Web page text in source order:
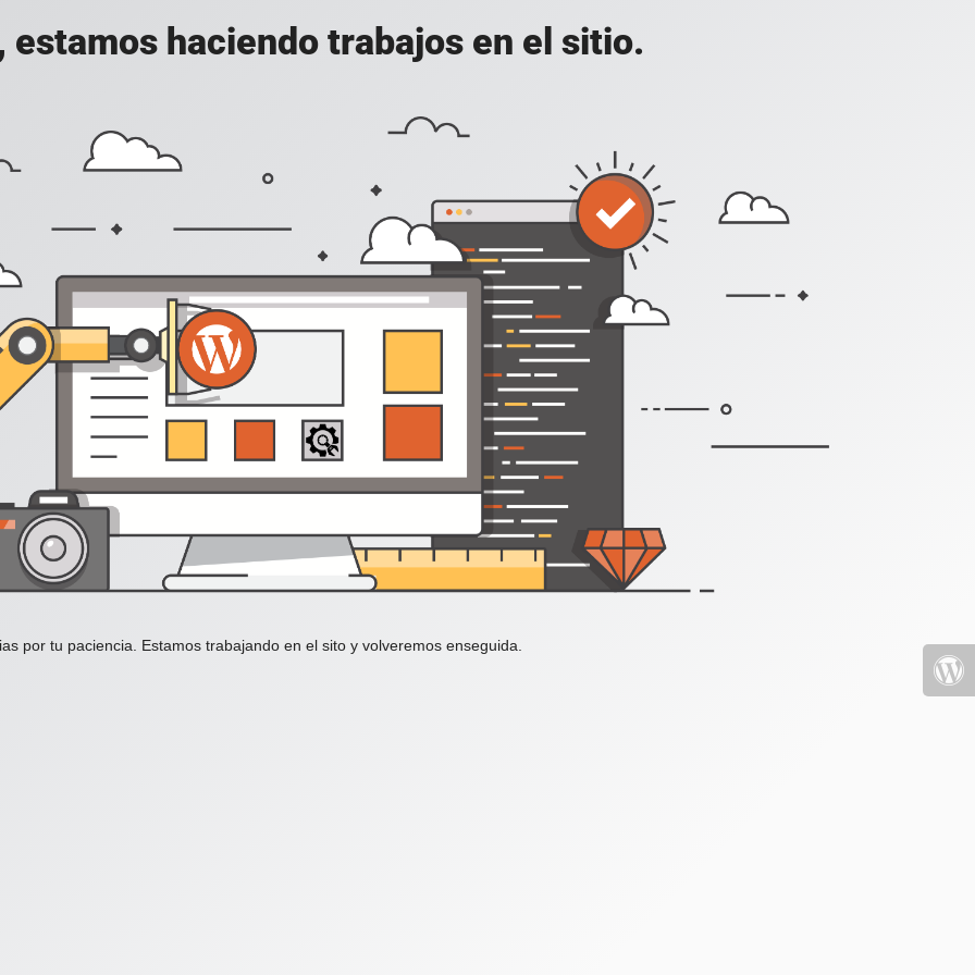
estamos haciendo trabajos en el sitio.
por tu paciencia. Estamos trabajando en el sito y volveremos enseguida.